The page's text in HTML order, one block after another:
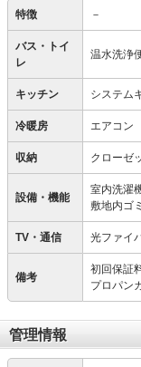
特徴 －
バス・トイ
レ
温水洗浄
キッチン システム
冷暖房 エアコン
収納 クローゼ
設備・機能
室内洗濯
敷地内ゴ
TV・通信 光ファイ
備考
初回保証
プロパン
管理情報